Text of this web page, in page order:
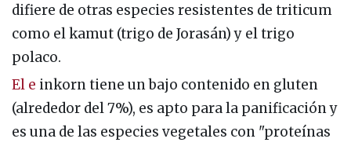
difiere de otras especies resistentes de triticum
como el kamut (trigo de Jorasán) y el trigo
polaco.
El e inkorn tiene un bajo contenido en gluten
(alrededor del 7%), es apto para la panificación y
es una de las especies vegetales con "proteínas